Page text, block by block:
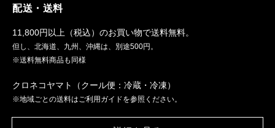
配送・送料
11,800円以上（税込）のお買い物で送料無料。
但し、北海道、九州、沖縄は、別途500円。
※送料無料商品も同様
クロネコヤマト（クール便：冷蔵・冷凍）
※地域ごとの送料はご利用ガイドを参照ください。